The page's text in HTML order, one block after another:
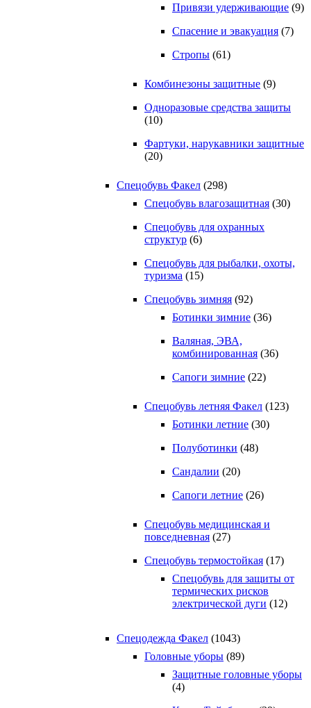
Привязи удерживающие (9)
Спасение и эвакуация (7)
Стропы (61)
Комбинезоны защитные (9)
Одноразовые средства защиты
(10)
Фартуки, нарукавники защитные
(20)
Спецобувь Факел (298)
Спецобувь влагозащитная (30)
Спецобувь для охранных
структур (6)
Спецобувь для рыбалки, охоты,
туризма (15)
Спецобувь зимняя (92)
Ботинки зимние (36)
Валяная, ЭВА,
комбинированная (36)
Сапоги зимние (22)
Спецобувь летняя Факел (123)
Ботинки летние (30)
Полуботинки (48)
Сандалии (20)
Сапоги летние (26)
Спецобувь медицинская и
повседневная (27)
Спецобувь термостойкая (17)
Спецобувь для защиты от
термических рисков
электрической дуги (12)
Спецодежда Факел (1043)
Головные уборы (89)
Защитные головные уборы
(4)